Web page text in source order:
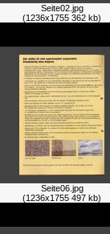
Seite02.jpg
(1236x1755 362 kb)
Seite06.jpg
(1236x1755 497 kb)